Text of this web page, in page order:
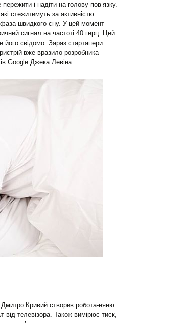
і надіти на голову пов’язку.
стежитимуть за активністю
швидкого сну. У цей момент
сигнал на частоті 40 герц. Цей
його свідомо. Зараз стартапери
вже вразило розробника
Google Джека Левіна.
Дмитро Кривий створив робота-няню.
від телевізора. Також вимірює тиск,